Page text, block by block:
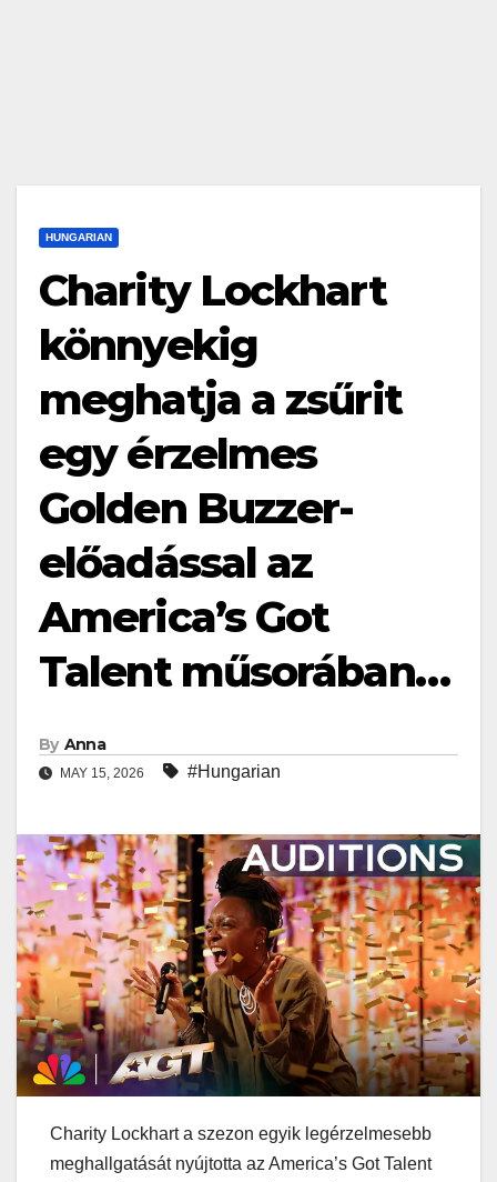
HUNGARIAN
Charity Lockhart
könnyekig
meghatja a zsűrit
egy érzelmes
Golden Buzzer-
előadással az
America’s Got
Talent műsorában…
By Anna
MAY 15, 2026 #Hungarian
Charity Lockhart a szezon egyik legérzelmesebb
meghallgatását nyújtotta az America’s Got Talent